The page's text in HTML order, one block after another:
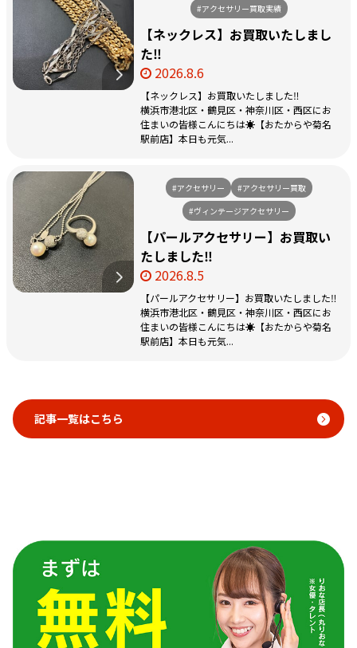
#アクセサリー買取実績
【ネックレス】お買取いたしまし
た‼️
2026.8.6
【ネックレス】お買取いたしました‼️
横浜市港北区・鶴見区・神奈川区・西区にお
住まいの皆様こんにちは☀️【おたからや菊名
駅前店】本日も元気...
#アクセサリー
#アクセサリー買取
#ヴィンテージアクセサリー
【パールアクセサリー】お買取い
たしました‼️
2026.8.5
【パールアクセサリー】お買取いたしました‼️
横浜市港北区・鶴見区・神奈川区・西区にお
住まいの皆様こんにちは☀️【おたからや菊名
駅前店】本日も元気...
記事一覧はこちら